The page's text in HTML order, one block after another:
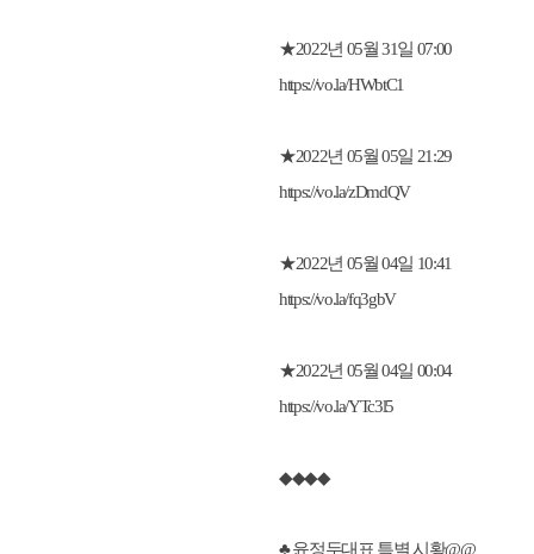
★2022년 05월 31일 07:00
https://vo.la/HWbtC1
★2022년 05월 05일 21:29
https://vo.la/zDmdQV
★2022년 05월 04일 10:41
https://vo.la/fq3gbV
★2022년 05월 04일 00:04
https://vo.la/YTc3l5
◆◆◆◆
♣ 윤정두대표 특별 시황@@